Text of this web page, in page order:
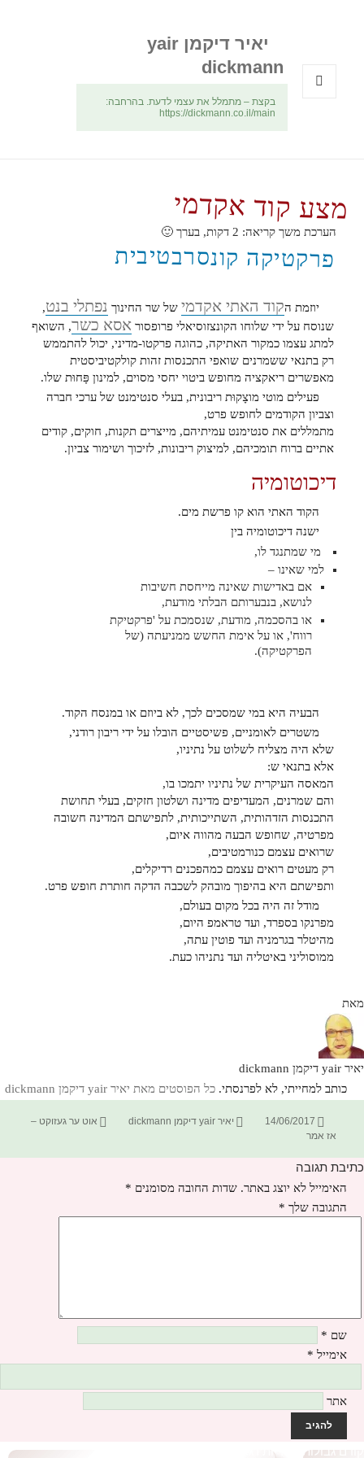
יאיר דיקמן yair
dickmann
בקצת – מתמלל את עצמי לדעת. בהרחבה:
https://dickmann.co.il/main
מצע קוד אקדמי
הערכת משך קריאה: 2 דקות, בערך 🙂
פרקטיקה קונסרבטיבית
יוזמת הקוד האתי אקדמי של שר החינוך נפתלי בנט,
שנוסח על ידי שלוחו הקונצזוסיאלי פרופסוראסא כשר, השואף
למתג עצמו כמקור האתיקה, כהוגה פרקטו-מדיני, יכול להתממש
רק בתנאי ששמרנים שואפי התכנסות זהות קולקטיביסטית
מאפשרים ריאקציה מחופש ביטוי יחסי מסוים, למינון פָּחוּת שלו.
פעילים מוטי מוצָקוּת ריבונית, בעלי סנטימנט של ערכי חברה
וצביון הקודמים לחופש פרט,
מתמללים את סנטימנט עמיתיהם, מייצרים תקנות, חוקים, קודים
אתיים ברוח תומכיהם, למיצוק ריבונות, לזיכוך ושימור צביון.
דיכוטומיה
הקוד האתי הוא קו פרשת מים.
ישנה דיכוטומיה בין
מי שמתנגד לו,
למי שאינו –
אם באדישות שאינה מייחסת חשיבות
לנושא, בנבערותם הבלתי מודעת,
או בהסכמה, מודעת, שנסמכת על 'פרקטיקת
רווח', או על אימת החשש ממניעתה (של
הפרקטיקה).
הבעיה היא במי שמסכים לכך, לא ביוזם או במנסח הקוד.
משטרים לאומניים, פשיסטיים הובלו על ידי ריבון רודני,
שלא היה מצליח לשלוט על נתיניו,
אלא בתנאי ש:
המאסה העיקרית של נתיניו יתמכו בו,
והם שמרנים, המעדיפים מדינה ושלטון חזקים, בעלי תחושת
התכנסות הזדהותית, השתייכותית, לתפישתם המדינה חשובה
מפרטיה, שחופש הבעה מהווה איום,
שרואים עצמם כנורמטיבים,
רק מעטים רואים עצמם כמהפכנים רדיקלים,
ותפישתם היא בהיפוך מובהק לשכבה הדקה חותרת חופש פרט.
מודל זה היה בכל מקום בעולם,
מפרנקו בספרד, ועד טראמפ היום,
מהיטלר בגרמניה ועד פוטין עתה,
ממוסוליני באיטליה ועד נתניהו כעת.
מאת
יאיר yair דיקמן dickmann
כותב למחייתי, לא לפרנסתי. כל הפוסטים מאת יאיר yair דיקמן dickmann‏
פורסם
בתאריך
14/06/2017 מחבר
יאיר yair דיקמן dickmann קטגוריות
אוט ער געזוקט –
אז אמר
כתיבת תגובה
האימייל לא יוצג באתר. שדות החובה מסומנים *
התגובה שלך *
שם *
אימייל *
אתר
הפוסט
גבולות אחריות רגשית